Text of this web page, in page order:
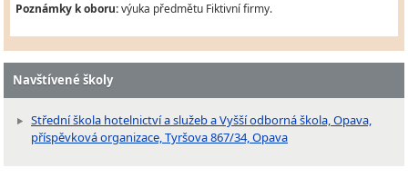
Poznámky k oboru:výuka předmětu Fiktivní firmy.
Navštívené školy
Střední škola hotelnictví a služeb a Vyšší odborná škola, Opava,
příspěvková organizace, Tyršova 867/34, Opava